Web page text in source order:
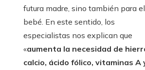
futura madre, sino también para el
bebé. En este sentido, los
especialistas nos explican que
«aumenta la necesidad de
calcio, ácido fólico, vitaminas A